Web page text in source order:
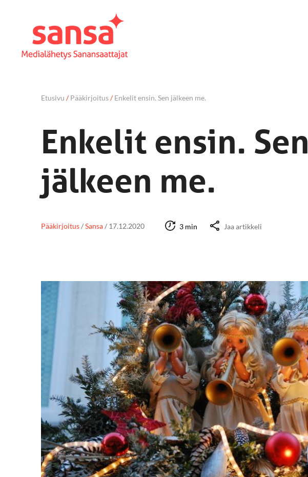
Etusivu /Pääkirjoitus/Enkelit ensin. Sen jälkeen me.
Enkelit ensin. Sen
jälkeen me.
Pääkirjoitus/Sansa/ 17.12.2020 3 min Jaa artikkeli